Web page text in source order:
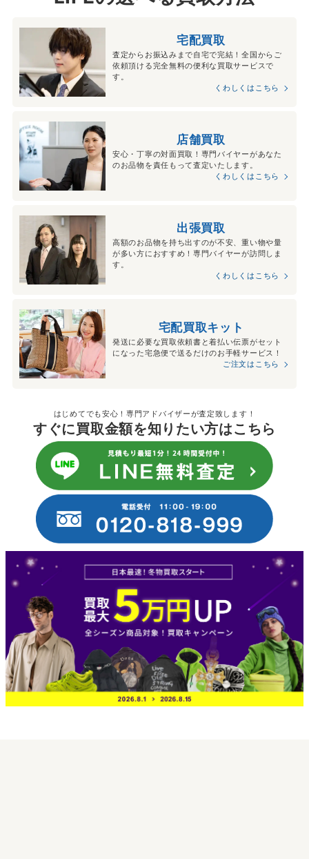
宅配買取
査定からお振込みまで自宅で完結！全国からご
依頼頂ける完全無料の便利な買取サービスで
す。
くわしくはこちら
店舗買取
安心・丁寧の対面買取！専門バイヤーがあなた
のお品物を責任もって査定いたします。
くわしくはこちら
出張買取
高額のお品物を持ち出すのが不安、重い物や量
が多い方におすすめ！専門バイヤーが訪問しま
す。
くわしくはこちら
宅配買取キット
発送に必要な買取依頼書と着払い伝票がセット
になった宅急便で送るだけのお手軽サービス！
ご注文はこちら
はじめてでも安心！専門アドバイザーが査定致します！
すぐに買取金額を知りたい方はこちら